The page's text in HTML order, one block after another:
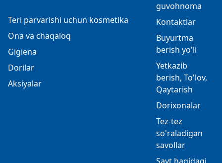
Teri parvarishi uchun kosmetika
Ona va chaqaloq
Gigiena
Dorilar
Aksiyalar
guvohnoma
Kontaktlar
Buyurtma
berish yo'li
Yetkazib
berish, To'lov,
Qaytarish
Dorixonalar
Tez-tez
so'raladigan
savollar